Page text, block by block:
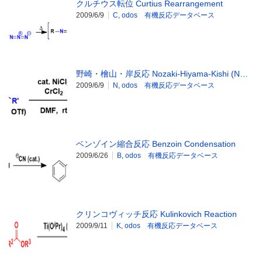
クルチウス転位 Curtius Rearrangement
2009/6/9 C, odos 有機反応データベース
野崎・檜山・岸反応 Nozaki-Hiyama-Kishi (N…
2009/6/9 N, odos 有機反応データベース
ベンゾイン縮合反応 Benzoin Condensation
2009/6/26 B, odos 有機反応データベース
クリンコヴィッチ反応 Kulinkovich Reaction
2009/9/11 K, odos 有機反応データベース